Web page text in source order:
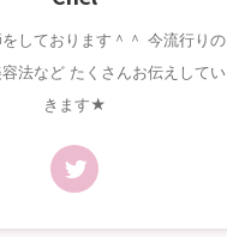
しております＾＾ 今流行りの
法など たくさんお伝えしてい
きます★